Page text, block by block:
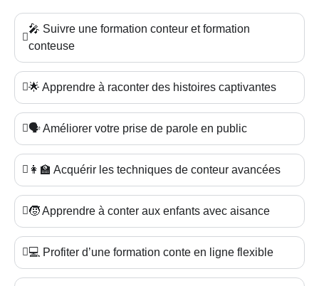
🎤 Suivre une formation conteur et formation
conteuse
🌟 Apprendre à raconter des histoires captivantes
🗣️ Améliorer votre prise de parole en public
👩‍🏫 Acquérir les techniques de conteur avancées
🧒 Apprendre à conter aux enfants avec aisance
💻 Profiter d’une formation conte en ligne flexible